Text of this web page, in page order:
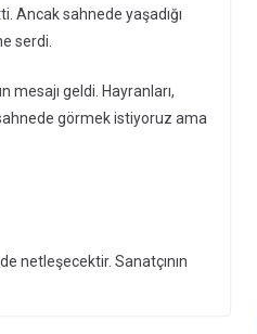
Ancak sahnede yaşadığı
serdi.
mesajı geldi. Hayranları,
sahnede görmek istiyoruz ama
netleşecektir. Sanatçının